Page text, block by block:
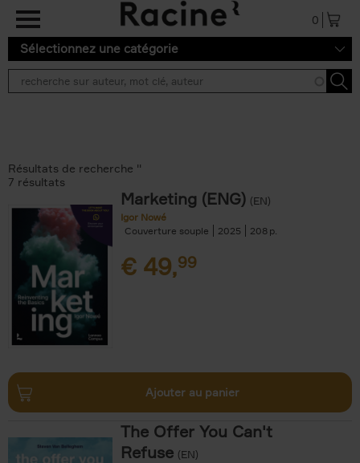
Aller au contenu principal
0
Sélectionnez une catégorie
Résultats de recherche ''
7 résultats
Marketing (ENG) (EN)
Igor Nowé
Couverture souple
2025 208
€ 49,99
Ajouter au panier
The Offer You Can't
Refuse (EN)